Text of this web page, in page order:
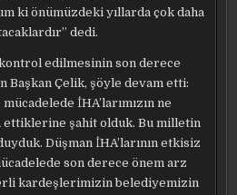
ki önümüzdeki yıllarda çok daha
dedi.
edilmesinin son derece
Başkan Çelik, şöyle devam etti:
İHA’larımızın ne
şahit olduk. Bu milletin
Düşman İHA’larının etkisiz
son derece önem arz
kardeşlerimizin belediyemizin